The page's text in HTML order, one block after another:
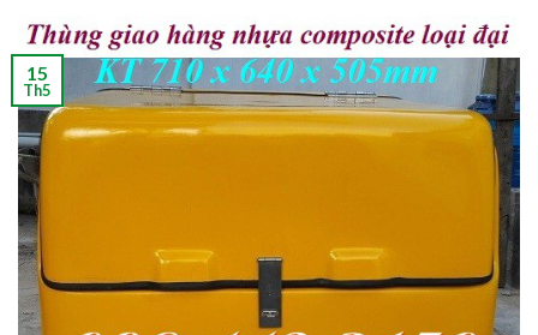
15
Th5